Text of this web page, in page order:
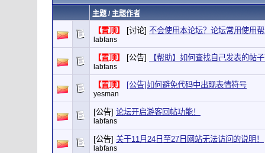
主题/ 主题作者
【置顶】 [讨论] 不会使用本论坛？论坛常用使用
labfans
【置顶】 [公告] 【帮助】如何查找自己发表的帖
labfans
【置顶】 [公告]如何避免代码中出现表情符号
yesman
[公告] 论坛开启游客回帖功能！
labfans
[公告] 关于11月24日至27日网站无法访问的说明！
labfans